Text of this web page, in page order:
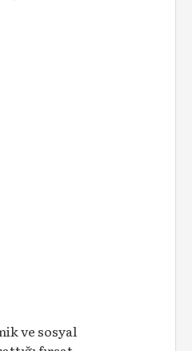
ve sosyal